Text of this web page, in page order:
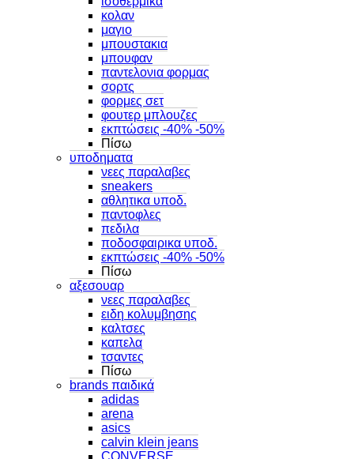
κολαν
μαγιο
μπουστακια
μπουφαν
παντελονια φορμας
σορτς
φορμες σετ
φουτερ μπλουζες
εκπτώσεις -40% -50%
Πίσω
υποδηματα
νεες παραλαβες
sneakers
αθλητικα υποδ.
παντοφλες
πεδιλα
ποδοσφαιρικα υποδ.
εκπτώσεις -40% -50%
Πίσω
αξεσουαρ
νεες παραλαβες
ειδη κολυμβησης
καλτσες
καπελα
τσαντες
Πίσω
brands παιδικά
adidas
arena
asics
calvin klein jeans
CONVERSE